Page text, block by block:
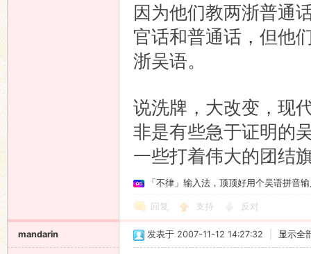
因为他们教两浙普通
官话和普通话，但他
浙吴语。
说洗牌，大改变，现
非是有些急于证明的
一些打着伟大的团结
「不律」输入法，顶顶好用个吴语拼音
回复 支持 反对
mandarin 发表于 2007-11-12 14:27:32 显示全